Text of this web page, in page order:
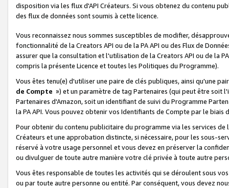
disposition via les flux d'API Créateurs. Si vous obtenez du contenu
des flux de données sont soumis à cette licence.
Vous reconnaissez nous sommes susceptibles de modifier,
fonctionnalité de la Creators API ou de la PA API ou des Flux de
assurer que la consultation et l'utilisation de la Creators API ou de la
compris la présente Licence et toutes les Politiques du Programme).
Vous êtes tenu(e) d'utiliser une paire de clés publiques, ainsi qu'une
de Compte ») et un paramètre de tag Partenaires (qui peut être soit
Partenaires d'Amazon, soit un identifiant de suivi du Programme
la PA API. Vous pouvez obtenir vos Identifiants de Compte par le biais
Pour obtenir du contenu publicitaire du programme via les services
Créateurs et une approbation distincte, si nécessaire, pour les sous-
réservé à votre usage personnel et vous devez en préserver la
ou divulguer de toute autre manière votre clé privée à toute autre
Vous êtes responsable de toutes les activités qui se déroulent sous
ou par toute autre personne ou entité. Par conséquent, vous devez